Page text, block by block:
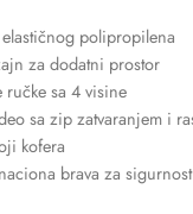
polipropilena
za dodatni prostor
ručke sa 4 visine
sa zip zatvaranjem i
kofera
brava za sigurnost